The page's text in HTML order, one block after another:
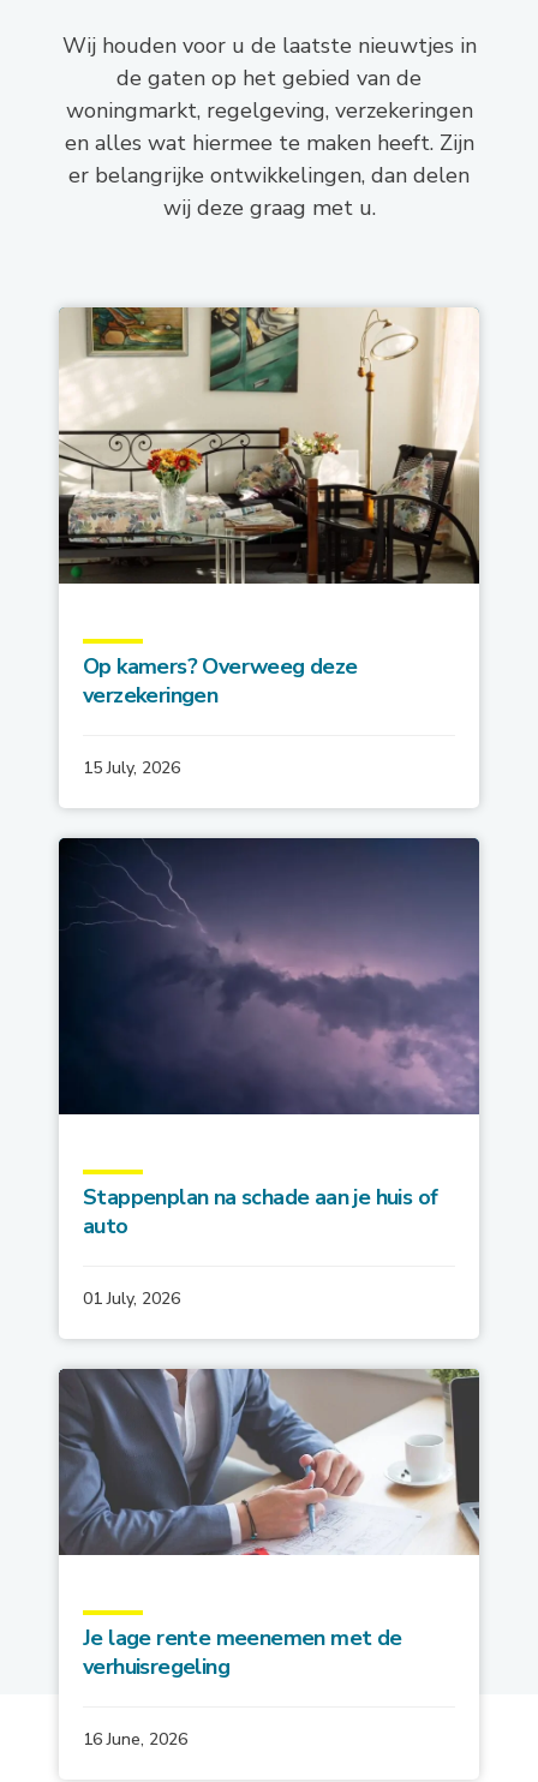
Wij houden voor u de laatste nieuwtjes in
de gaten op het gebied van de
woningmarkt, regelgeving, verzekeringen
en alles wat hiermee te maken heeft. Zijn
er belangrijke ontwikkelingen, dan delen
wij deze graag met u.
Op kamers? Overweeg deze
verzekeringen
15 July, 2026
Stappenplan na schade aan je huis of
auto
01 July, 2026
Je lage rente meenemen met de
verhuisregeling
16 June, 2026